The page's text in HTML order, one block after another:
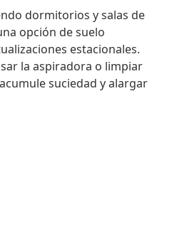
dormitorios y salas de
opción de suelo
estacionales.
la aspiradora o limpiar
suciedad y alargar